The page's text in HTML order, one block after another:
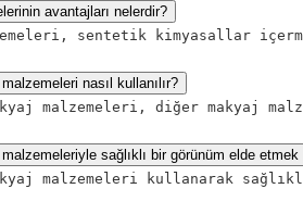
avantajları nelerdir?
sentetik kimyasallar
nasıl kullanılır?
malzemeleri, diğer makyaj
sağlıklı bir görünüm elde etmek
malzemeleri kullanarak